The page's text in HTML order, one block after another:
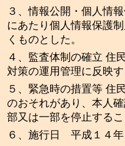
３、情報公開・個人情
にあたり個人情報保護
くものとした。
４、監査体制の確立 住
対策の運用管理に反映
５、緊急時の措置等 住
のおそれがあり、本人
部又は一部を停止する
６、施行日 平成１４年